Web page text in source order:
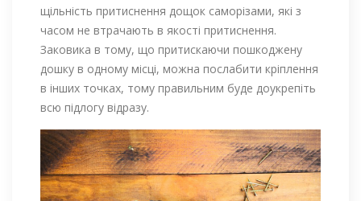
щільність притиснення дощок саморізами, які з
часом не втрачають в якості притиснення.
Заковика в тому, що притискаючи пошкоджену
дошку в одному місці, можна послабити кріплення
в інших точках, тому правильним буде доукрепіть
всю підлогу відразу.